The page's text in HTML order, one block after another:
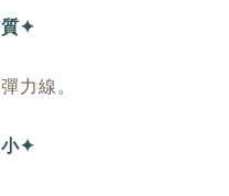
✦
力線。
✦